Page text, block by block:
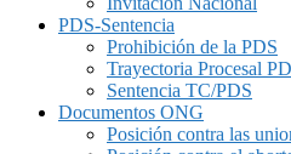
PDS-Sentencia
Prohibición de la PDS
Trayectoria Procesal
Sentencia TC/PDS
Documentos ONG
Posición contra las